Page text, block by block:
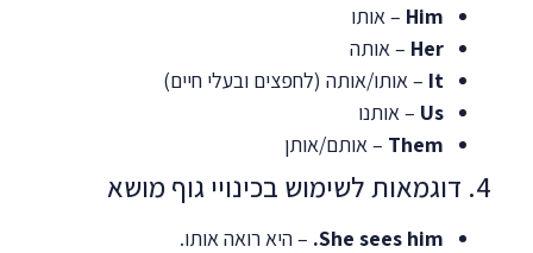
Him – אותו
Her – אותה
It – אותו/אותה (לחפצים ובעלי חיים)
Us – אותנו
Them – אותם/אותן
4. דוגמאות לשימוש בכינויי גוף מושא
She sees him. – היא רואה אותו.